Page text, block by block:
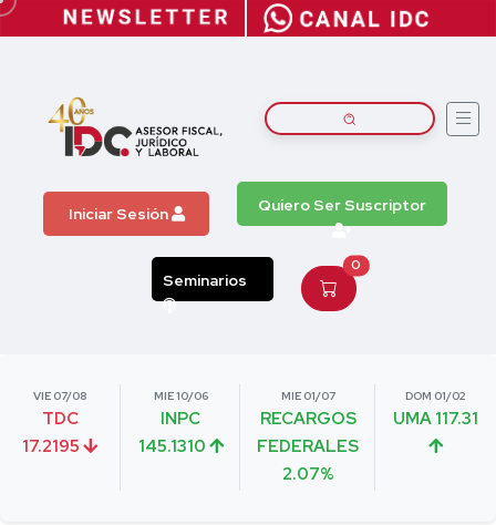
Iniciar Sesión Quiero Ser Suscriptor
Seminarios
0
VIE 07/08
TDC
17.2195
MIE 10/06
INPC
145.1310
MIE 01/07
RECARGOS
FEDERALES
2.07%
DOM 01/02
UMA 117.31